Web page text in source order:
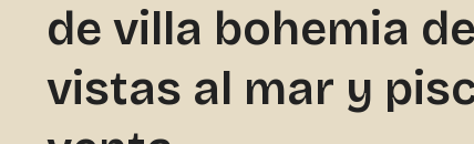
de villa bohemia
vistas al mar y